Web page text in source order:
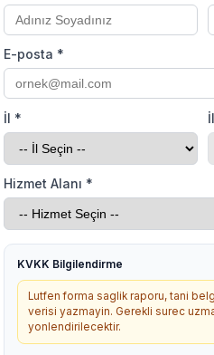
E-posta *
İl *
Hizmet Alanı *
KVKK Bilgilendirme
Lutfen forma saglik raporu, tani
verisi yazmayin. Gerekli surec
yonlendirilecektir.